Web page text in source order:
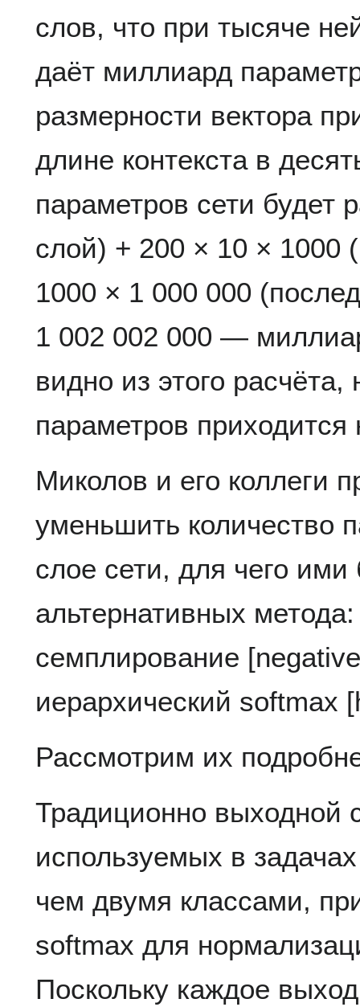
слов, что при тысяче
даёт миллиард
размерности вектора
длине контекста в
параметров сети будет
слой) + 200 × 10 × 1000
1000 × 1 000 000
1 002 002 000 —
видно из этого
параметров
Миколов и его коллеги
уменьшить количество
слое сети, для чего
альтернативных
семплирование
иерархический softmax
Рассмотрим их
Традиционно выходной
используемых в
чем двумя классами,
softmax для
Поскольку каждое